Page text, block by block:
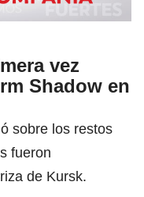
vez
Shadow en
sobre los restos
fueron
de Kursk.